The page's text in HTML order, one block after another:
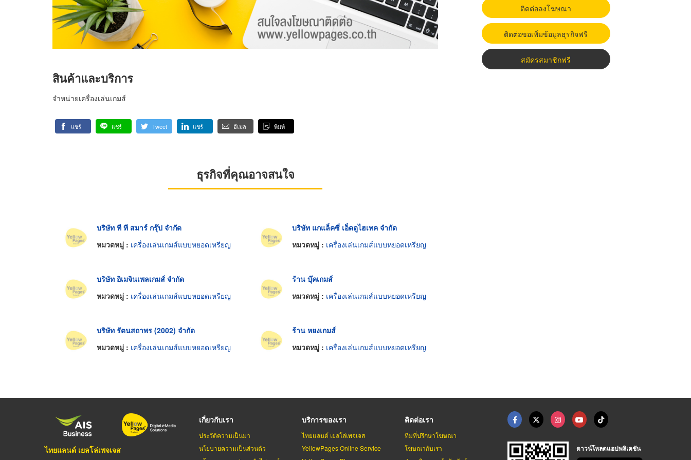
สินค้าและบริการ
จำหน่ายเครื่องเล่นเกมส์
แชร์ แชร์ Tweet แชร์ อีเมล พิมพ์
ธุรกิจที่คุณอาจสนใจ
บริษัท ที ที สมาร์ กรุ๊ป จำกัด
หมวดหมู่ : เครื่องเล่นเกมส์แบบหยอดเหรียญ
บริษัท แกแล็คซี่ เอ็ดดูไฮเทค จำกัด
หมวดหมู่ : เครื่องเล่นเกมส์แบบหยอดเหรียญ
บริษัท อิเมจินเพลเกมส์ จำกัด
หมวดหมู่ : เครื่องเล่นเกมส์แบบหยอดเหรียญ
ร้าน บุ๊คเกมส์
หมวดหมู่ : เครื่องเล่นเกมส์แบบหยอดเหรียญ
บริษัท รัตนสถาพร (2002) จำกัด
หมวดหมู่ : เครื่องเล่นเกมส์แบบหยอดเหรียญ
ร้าน หยงเกมส์
หมวดหมู่ : เครื่องเล่นเกมส์แบบหยอดเหรียญ
ติดต่อลงโฆษณา
ติดต่อขอเพิ่มข้อมูลธุรกิจฟรี
สมัครสมาชิกฟรี
ไทยแลนด์ เยลโล่เพจเจส
เกี่ยวกับเรา
ประวัติความเป็นมา
นโยบายความเป็นส่วนตัว
บริการของเรา
ไทยแลนด์ เยลโล่เพจเจส
YellowPages Online Service
ติดต่อเรา
ทีมที่ปรึกษาโฆษณา
โฆษณากับเรา
ดาวน์โหลดแอปพลิเคชัน